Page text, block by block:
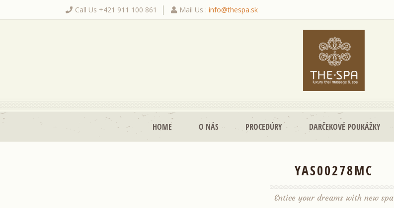
Call Us +421 911 100 861 Mail Us : info@thespa.sk
HOME O NÁS PROCEDÚRY DARČEKOVÉ POUKÁŽKY
YAS00278MC
Entice your dreams with new spa